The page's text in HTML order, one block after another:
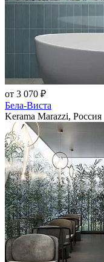
от 3 070 ₽
Бела-Виста
Kerama Marazzi, Россия